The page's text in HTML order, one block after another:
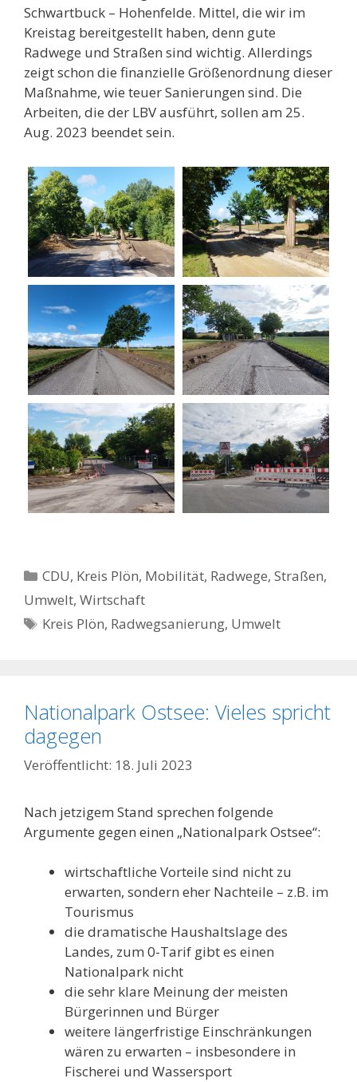
Schwartbuck – Hohenfelde. Mittel, die wir im
Kreistag bereitgestellt haben, denn gute
Radwege und Straßen sind wichtig. Allerdings
zeigt schon die finanzielle Größenordnung dieser
Maßnahme, wie teuer Sanierungen sind. Die
Arbeiten, die der LBV ausführt, sollen am 25.
Aug. 2023 beendet sein.
Kategorien
CDU, Kreis Plön, Mobilität, Radwege, Straßen,
Umwelt, Wirtschaft
Schlagwörter
Kreis Plön, Radwegsanierung, Umwelt
Nationalpark Ostsee: Vieles spricht
dagegen
18. Juli 2023
Nach jetzigem Stand sprechen folgende
Argumente gegen einen „Nationalpark Ostsee“:
wirtschaftliche Vorteile sind nicht zu
erwarten, sondern eher Nachteile – z.B. im
Tourismus
die dramatische Haushaltslage des
Landes, zum 0-Tarif gibt es einen
Nationalpark nicht
die sehr klare Meinung der meisten
Bürgerinnen und Bürger
weitere längerfristige Einschränkungen
wären zu erwarten – insbesondere in
Fischerei und Wassersport